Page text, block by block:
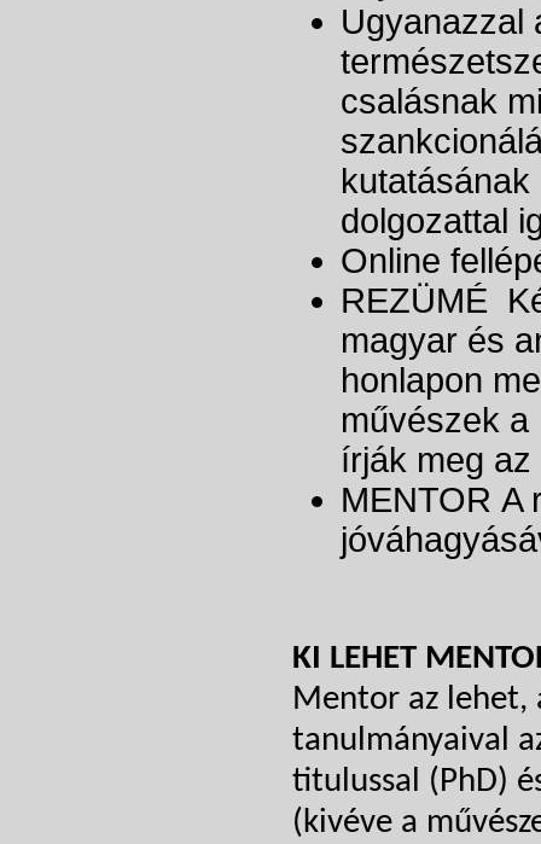
Ugyanazzal
csalásnak
dolgozattal
Online
REZÜMÉ
magyar és
honlapon
művészek a
írják meg
MENTOR A
KI LEHET
Mentor az lehet,
tanulmányaival
titulussal (PhD)
(kivéve a